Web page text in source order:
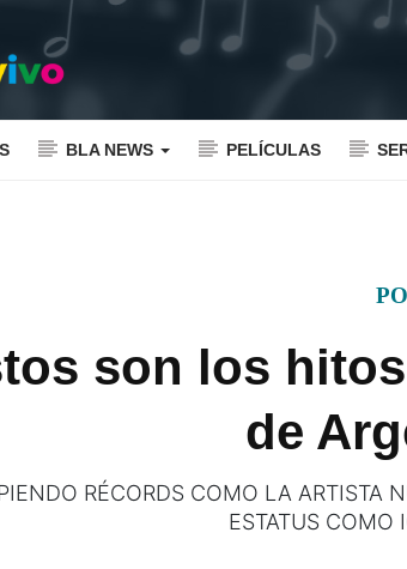
BLA NEWS PELÍCULAS
son los
de
RÉCORDS COMO LA ARTISTA
ESTATUS COMO